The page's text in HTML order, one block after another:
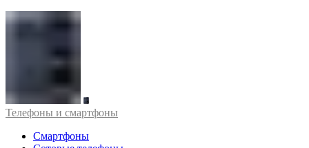
Телефоны и смартфоны
Смартфоны